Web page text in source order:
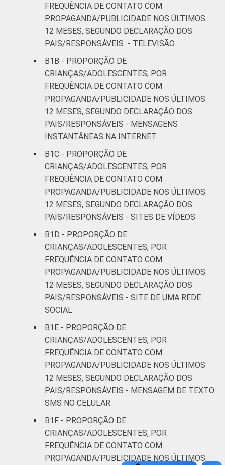
De 13 a 14
anos
44
De 15 a 17
anos
RENDA
FAMILIAR
Até 1 SM
Mais de 1
SM até 2 SM
32
SM até 3 SM
Mais de 3
SM
57
CLASSE
SOCIAL
AB 54
C
DE 19
¹Dados coletados entre setembro de 2013 e
janeiro de 2014.
anos que viram alguma
propaganda/publicidade de algum produto ou
marca no site de uma rede social. Respostas
estimuladas.
Fonte: NIC.br - set/2013 a jan/2014
FREQUÊNCIA DE CONTATO COM
PROPAGANDA/PUBLICIDADE NOS ÚLTIMOS
12 MESES, SEGUNDO DECLARAÇÃO DOS
PAIS/RESPONSÁVEIS - TELEVISÃO
B1B - PROPORÇÃO DE
CRIANÇAS/ADOLESCENTES, POR
FREQUÊNCIA DE CONTATO COM
PROPAGANDA/PUBLICIDADE NOS ÚLTIMOS
12 MESES, SEGUNDO DECLARAÇÃO DOS
PAIS/RESPONSÁVEIS - MENSAGENS
INSTANTÂNEAS NA INTERNET
B1C - PROPORÇÃO DE
CRIANÇAS/ADOLESCENTES, POR
FREQUÊNCIA DE CONTATO COM
PROPAGANDA/PUBLICIDADE NOS ÚLTIMOS
12 MESES, SEGUNDO DECLARAÇÃO DOS
PAIS/RESPONSÁVEIS - SITES DE VÍDEOS
B1D - PROPORÇÃO DE
CRIANÇAS/ADOLESCENTES, POR
FREQUÊNCIA DE CONTATO COM
PROPAGANDA/PUBLICIDADE NOS ÚLTIMOS
12 MESES, SEGUNDO DECLARAÇÃO DOS
PAIS/RESPONSÁVEIS - SITE DE UMA REDE
SOCIAL
B1E - PROPORÇÃO DE
CRIANÇAS/ADOLESCENTES, POR
FREQUÊNCIA DE CONTATO COM
PROPAGANDA/PUBLICIDADE NOS ÚLTIMOS
12 MESES, SEGUNDO DECLARAÇÃO DOS
PAIS/RESPONSÁVEIS - MENSAGEM DE TEXTO
SMS NO CELULAR
B1F - PROPORÇÃO DE
CRIANÇAS/ADOLESCENTES, POR
FREQUÊNCIA DE CONTATO COM
PROPAGANDA/PUBLICIDADE NOS ÚLTIMOS